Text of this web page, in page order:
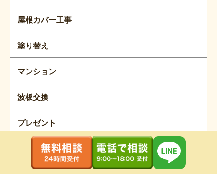
屋根カバー工事
塗り替え
マンション
波板交換
プレゼント
紹介キャンペーン